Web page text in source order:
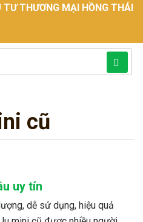
cũ
uy tín
dễ sử dụng, hiệu quả